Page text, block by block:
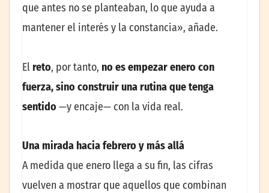
que antes no se planteaban, lo que ayuda a
mantener el interés y la constancia», añade.
El reto, por tanto, no es empezar enero con
fuerza, sino construir una rutina que tenga
sentido —y encaje— con la vida real.
Una mirada hacia febrero y más allá
A medida que enero llega a su fin, las cifras
vuelven a mostrar que aquellos que combinan